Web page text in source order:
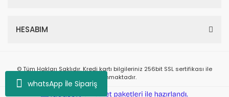
whatsApp İle Sipariş
HESABIM
© Tüm Hakları Saklıdır. Kredi kartı bilgileriniz 256bit SSL sertifikası ile
korunmaktadır.
e-